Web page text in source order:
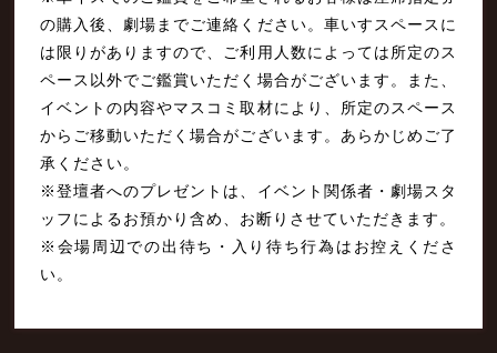
の購入後、劇場までご連絡ください。車いすスペースに
は限りがありますので、ご利用人数によっては所定のス
ペース以外でご鑑賞いただく場合がございます。また、
イベントの内容やマスコミ取材により、所定のスペース
からご移動いただく場合がございます。あらかじめご了
承ください。
※登壇者へのプレゼントは、イベント関係者・劇場スタ
ッフによるお預かり含め、お断りさせていただきます。
※会場周辺での出待ち・入り待ち行為はお控えくださ
い。